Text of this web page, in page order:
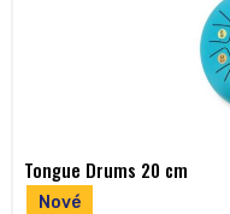
Nové
Tongue Drums 20 cm